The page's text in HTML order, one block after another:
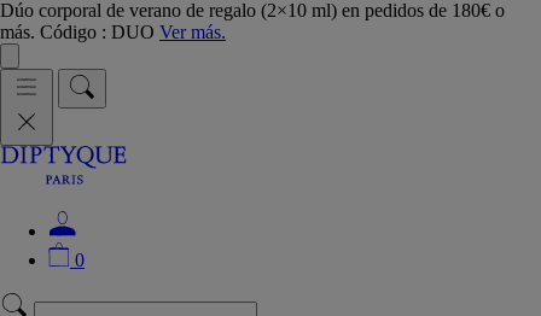
Dúo corporal de verano de regalo (2×10 ml) en pedidos de 180€ o
más. Código : DUO Ver más.
0